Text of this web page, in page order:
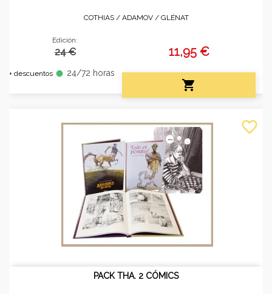
COTHIAS / ADAMOV / GLÉNAT
Edición:
24 €
+ descuentos fiber_manual_record 24/72 horas
11,95 €

PACK THA. 2 CÓMICS
favorite_border